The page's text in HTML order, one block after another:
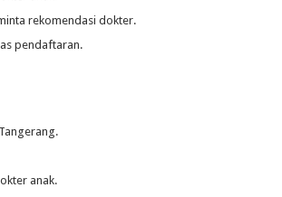
rekomendasi dokter.
pendaftaran.
anak.